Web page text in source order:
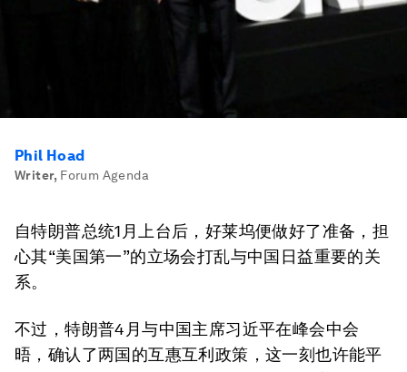
Phil Hoad
Writer, Forum Agenda
自特朗普总统1月上台后，好莱坞便做好了准备，担
心其“美国第一”的立场会打乱与中国日益重要的关
系。
不过，特朗普4月与中国主席习近平在峰会中会
晤，确认了两国的互惠互利政策，这一刻也许能平